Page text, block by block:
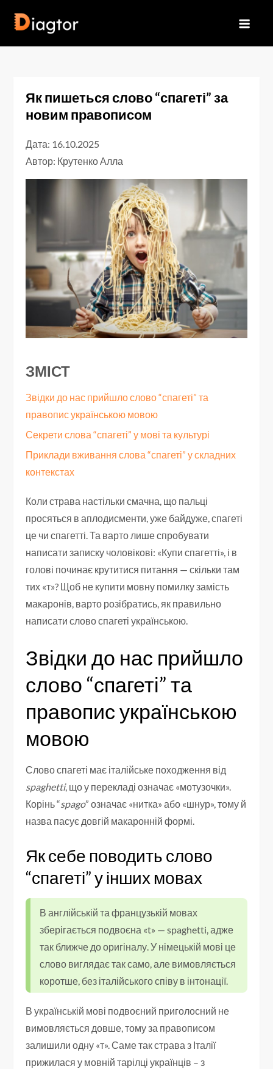
Як пишеться слово “спагеті” за
новим правописом
Дата: 16.10.2025
Автор: Крутенко Алла
ЗМІСТ
Звідки до нас прийшло слово “спагеті” та
правопис українською мовою
Секрети слова “спагеті” у мові та культурі
Приклади вживання слова “спагеті” у складних
контекстах
Коли страва настільки смачна, що пальці
просяться в аплодисменти, уже байдуже, спагеті
це чи спагетті. Та варто лише спробувати
написати записку чоловікові: «Купи спагетті», і в
голові починає крутитися питання — скільки там
тих «т»? Щоб не купити мовну помилку замість
макаронів, варто розібратись, як правильно
написати слово спагеті українською.
Звідки до нас прийшло
слово “спагеті” та
правопис українською
мовою
Слово спагеті має італійське походження від
spaghetti, що у перекладі означає «мотузочки».
Корінь “spago” означає «нитка» або «шнур», тому й
назва пасує довгій макаронній формі.
Як себе поводить слово
“спагеті” у інших мовах
В англійській та французькій мовах
зберігається подвоєна «t» — spaghetti, адже
так ближче до оригіналу. У німецькій мові це
слово виглядає так само, але вимовляється
коротше, без італійського співу в інтонації.
В українській мові подвоєний приголосний не
вимовляється довше, тому за правописом
залишили одну «т». Саме так страва з Італії
прижилася у мовній тарілці українців – з